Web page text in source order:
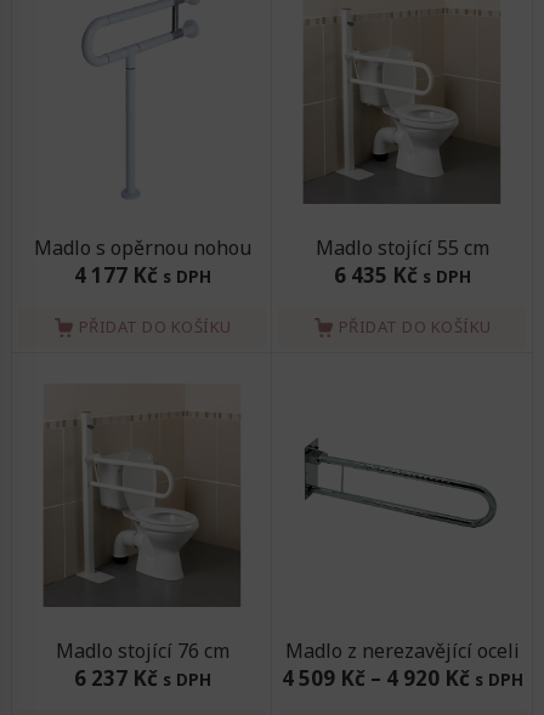
Madlo s opěrnou nohou
4 177 Kč s DPH
PŘIDAT DO KOŠÍKU
Madlo stojící 55 cm
6 435 Kč s DPH
PŘIDAT DO KOŠÍKU
Madlo stojící 76 cm
6 237 Kč s DPH
Madlo z nerezavějící oceli
4 509 Kč– 4 920 Kč s DPH